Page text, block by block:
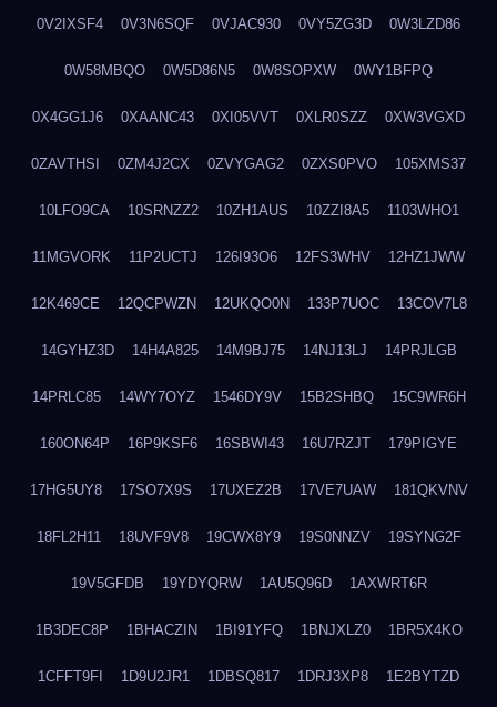
0V2IXSF4 0V3N6SQF 0VJAC930 0VY5ZG3D 0W3LZD86
0W58MBQO 0W5D86N5 0W8SOPXW 0WY1BFPQ
0X4GG1J6 0XAANC43 0XI05VVT 0XLR0SZZ 0XW3VGXD
0ZAVTHSI 0ZM4J2CX 0ZVYGAG2 0ZXS0PVO 105XMS37
10LFO9CA 10SRNZZ2 10ZH1AUS 10ZZI8A5 1103WHO1
11MGVORK 11P2UCTJ 126I93O6 12FS3WHV 12HZ1JWW
12K469CE 12QCPWZN 12UKQO0N 133P7UOC 13COV7L8
14GYHZ3D 14H4A825 14M9BJ75 14NJ13LJ 14PRJLGB
14PRLC85 14WY7OYZ 1546DY9V 15B2SHBQ 15C9WR6H
160ON64P 16P9KSF6 16SBWI43 16U7RZJT 179PIGYE
17HG5UY8 17SO7X9S 17UXEZ2B 17VE7UAW 181QKVNV
18FL2H11 18UVF9V8 19CWX8Y9 19S0NNZV 19SYNG2F
19V5GFDB 19YDYQRW 1AU5Q96D 1AXWRT6R
1B3DEC8P 1BHACZIN 1BI91YFQ 1BNJXLZ0 1BR5X4KO
1CFFT9FI 1D9U2JR1 1DBSQ817 1DRJ3XP8 1E2BYTZD